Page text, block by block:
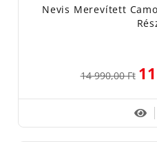
Nevis Merevített
14 990,00 Ft